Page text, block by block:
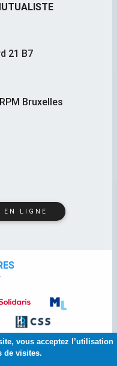
vous acceptez l’utilisation
de visites.
21 B7
Bruxelles
EN LIGNE
et graphisme :